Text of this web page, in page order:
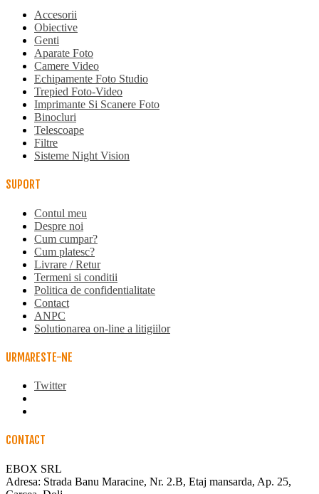
Accesorii
Obiective
Genti
Aparate Foto
Camere Video
Echipamente Foto Studio
Trepied Foto-Video
Imprimante Si Scanere Foto
Binocluri
Telescoape
Filtre
Sisteme Night Vision
SUPORT
Contul meu
Despre noi
Cum cumpar?
Cum platesc?
Livrare / Retur
Termeni si conditii
Politica de confidentialitate
Contact
ANPC
Solutionarea on-line a litigiilor
URMARESTE-NE
Twitter
CONTACT
EBOX SRL
Adresa: Strada Banu Maracine, Nr. 2.B, Etaj mansarda, Ap. 25,